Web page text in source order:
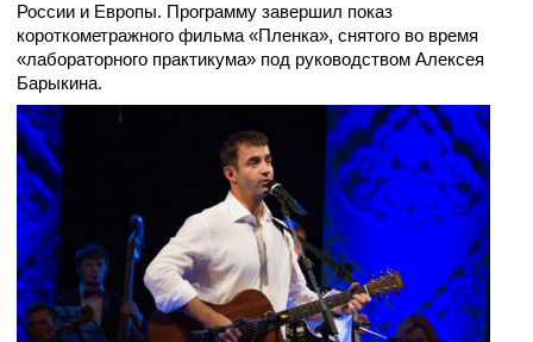
России и Европы. Программу завершил показ
короткометражного фильма «Пленка», снятого во время
«лабораторного практикума» под руководством Алексея
Барыкина.